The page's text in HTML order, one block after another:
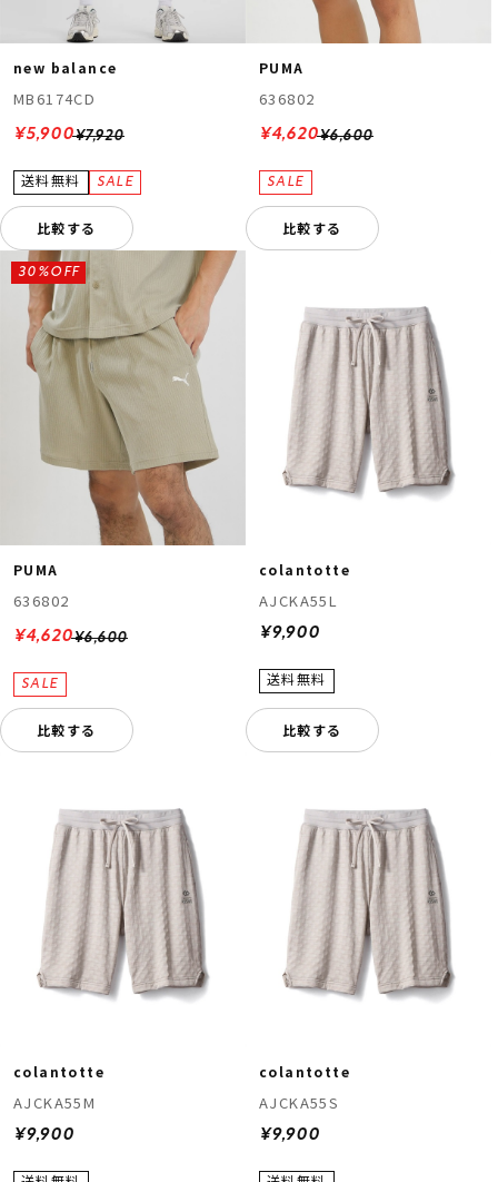
new balance
MB6174CD
¥7,920
¥5,900
比較する
PUMA
636802
¥6,600
¥4,620
比較する
PUMA
636802
¥6,600
30%OFF
¥4,620
比較する
colantotte
AJCKA55L
¥9,900
比較する
colantotte
AJCKA55M
¥9,900
colantotte
AJCKA55S
¥9,900